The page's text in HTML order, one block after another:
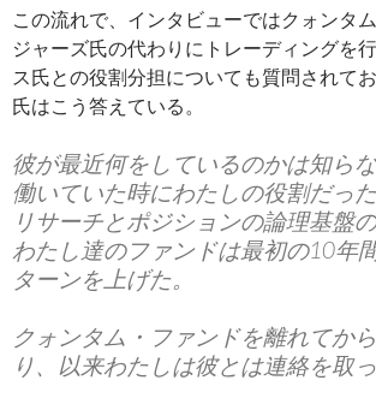
この流れで、インタビューではクォンタ
ジャーズ氏の代わりにトレーディングを
ス氏との役割分担についても質問されて
氏はこう答えている。
彼が最近何をしているのかは知ら
働いていた時にわたしの役割だっ
リサーチとポジションの論理基盤
わたし達のファンドは最初の10年
ターンを上げた。
クォンタム・ファンドを離れてか
り、以来わたしは彼とは連絡を取っ